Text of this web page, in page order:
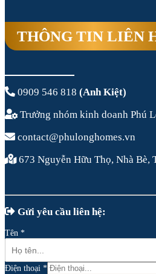
THÔNG TIN LIÊN
0909 546 818 (Anh Kiệt)
Trưởng nhóm kinh doanh Phú
contact@phulonghomes.vn
673 Nguyễn Hữu Thọ, Nhà Bè,
Gửi yêu cầu liên hệ:
Tên *
Điện thoại *